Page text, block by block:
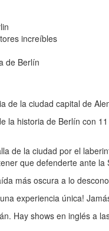
increíbles
de Berlín
de la ciudad capital de
la historia de Berlín con
de la ciudad por el
que defenderte ante
más oscura a lo
experiencia única!
Hay shows en inglés a